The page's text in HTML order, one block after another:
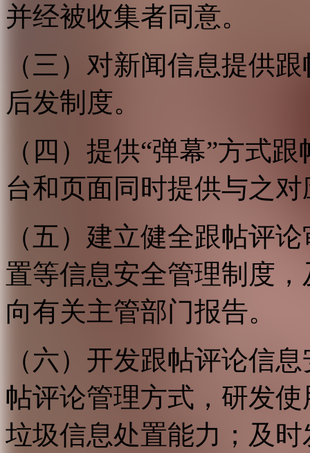
并经被收集者同意。
（三）对新闻信息提供
后发制度。
（四）提供“弹幕”方式
台和页面同时提供与之
（五）建立健全跟帖评
置等信息安全管理制度
向有关主管部门报告。
（六）开发跟帖评论信
帖评论管理方式，研发
垃圾信息处置能力；及